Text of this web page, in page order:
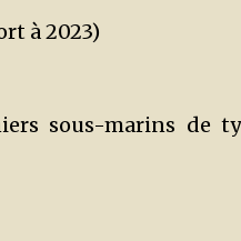
à 2023)
sous-marins de